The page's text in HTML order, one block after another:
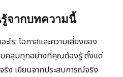
จากบทความนี้
ร: โอกาสและความเสี่ยงของ
บคลุมทุกอย่างที่คุณต้องรู้ ตั้งแต่
ริง เขียนจากประสบการณ์จริง